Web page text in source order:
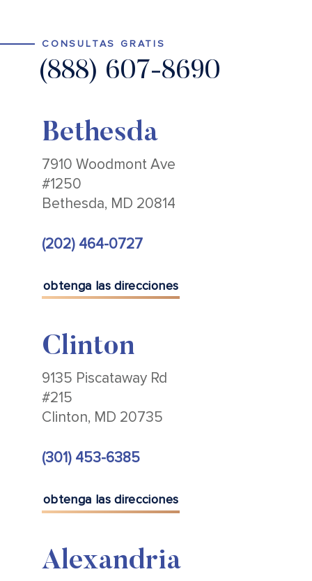
CONSULTAS GRATIS
(888) 607-8690
Bethesda
7910 Woodmont Ave
#1250
Bethesda, MD 20814
(202) 464-0727
obtenga las direcciones
Clinton
9135 Piscataway Rd
#215
Clinton, MD 20735
(301) 453-6385
obtenga las direcciones
Alexandria